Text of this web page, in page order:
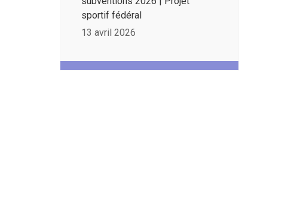
sportif fédéral
13 avril 2026